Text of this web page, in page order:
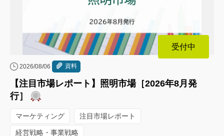
受付中
2026/08/06 資料
【注目市場レポート】照明市場［2026年8月発
行］
マーケティング 注目市場レポート
経営戦略・事業戦略